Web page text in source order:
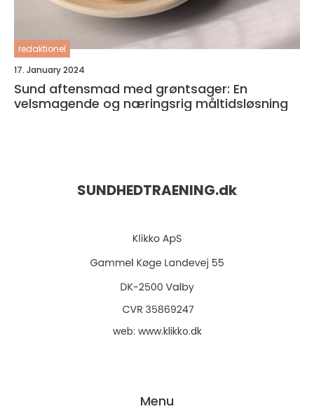
redaktionel
17. January 2024
Sund aftensmad med grøntsager: En
velsmagende og næringsrig måltidsløsning
SUNDHEDTRAENING.dk
web: www.klikko.dk
Menu